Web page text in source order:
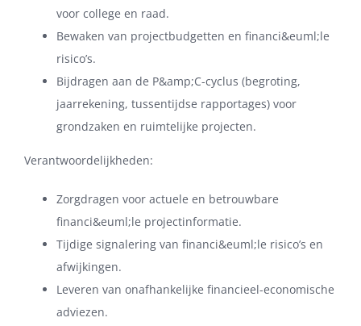
voor college en raad.
Bewaken van projectbudgetten en financi&euml;le
risico’s.
Bijdragen aan de P&amp;C-cyclus (begroting,
jaarrekening, tussentijdse rapportages) voor
grondzaken en ruimtelijke projecten.
Verantwoordelijkheden:
Zorgdragen voor actuele en betrouwbare
financi&euml;le projectinformatie.
Tijdige signalering van financi&euml;le risico’s en
afwijkingen.
Leveren van onafhankelijke financieel-economische
adviezen.